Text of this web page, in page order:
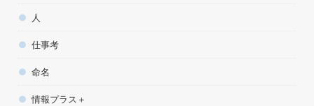
人
仕事考
命名
情報プラス＋